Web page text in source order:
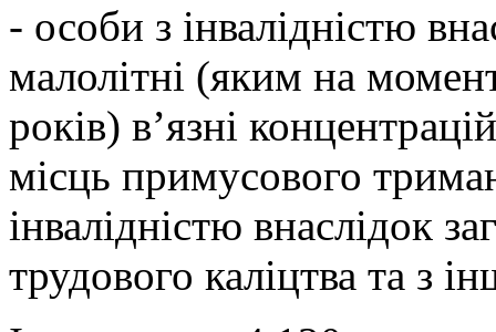
- особи з інвалідністю
малолітні (яким на
років) в’язні
місць примусового
інвалідністю внаслідок
трудового каліцтва та з